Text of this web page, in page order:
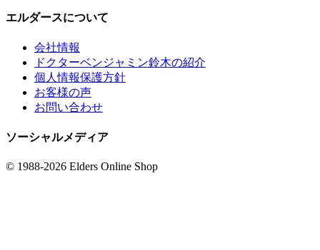
エルダースについて
会社情報
ドクターベンジャミン鈴木の紹介
個人情報保護方針
お客様の声
お問い合わせ
ソーシャルメディア
© 1988-2026 Elders Online Shop